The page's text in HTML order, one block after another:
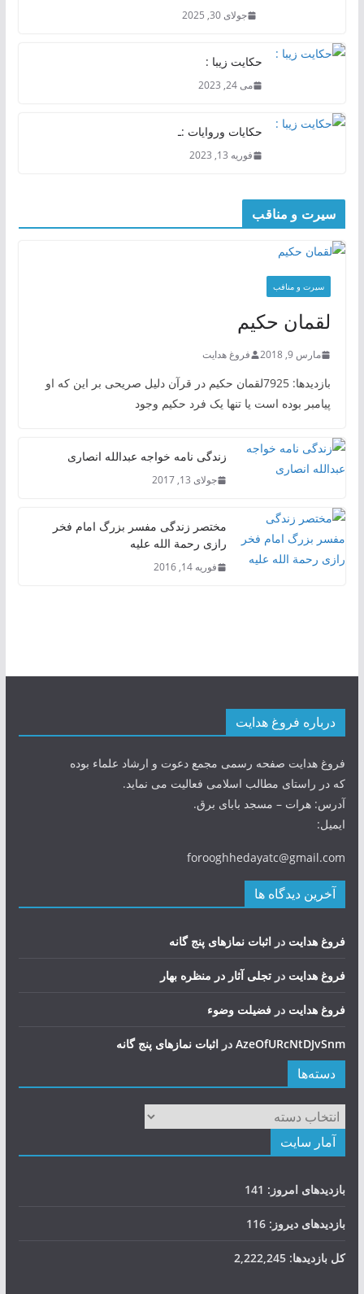
جولای 30, 2025
حکایت زیبا :
می 24, 2023
حکایات وروایات :ـ
فوریه 13, 2023
سیرت و مناقب
سیرت و منافب
لقمان حکیم
مارس 9, 2018 فروغ هدایت
بازدیدها: 7925لقمان حکیم در قرآن دلیل صریحی بر این که او
پیامبر بوده است یا تنها یک فرد حکیم وجود
زندگی نامه خواجه عبدالله انصاری
جولای 13, 2017
مختصر زندگی مفسر بزرگ امام فخر
رازی رحمة الله علیه
فوریه 14, 2016
درباره فروغ هدایت
فروغ هدایت صفحه رسمی مجمع دعوت و ارشاد علماء بوده
که در راستای مطالب اسلامی فعالیت می نماید.
آدرس: هرات – مسجد بابای برق.
ایمیل:
forooghhedayatc@gmail.com
آخرین دیدگاه ها
فروغ هدایت در اثبات نمازهای پنج گانه
فروغ هدایت در تجلی آثار در منظره بهار
فروغ هدایت در فضيلت وضوء
AzeOfURcNtDJvSnmدر اثبات نمازهای پنج گانه
دسته‌ها
دسته‌ها
آمار سایت
بازدیدهای امروز: 141
بازدیدهای دیروز: 116
کل بازدیدها: 2,222,245